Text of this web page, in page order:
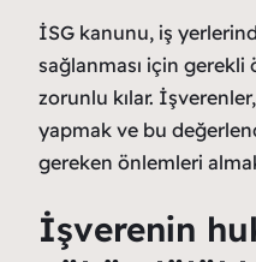
İSG kanunu, iş
sağlanması için gerekli
zorunlu kılar.
yapmak ve bu
gereken önlemleri
İşverenin